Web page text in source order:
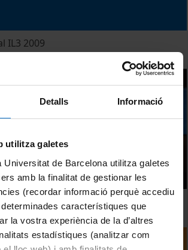
Detalls Informació
utilitza galetes
Universitat de Barcelona utilitza galetes
amb la finalitat de gestionar les
(recordar informació perquè accediu
característiques que
la vostra experiència de la d’altres
estadístiques (analitzar com
IL3 2009
a la Universitat de Barcelona